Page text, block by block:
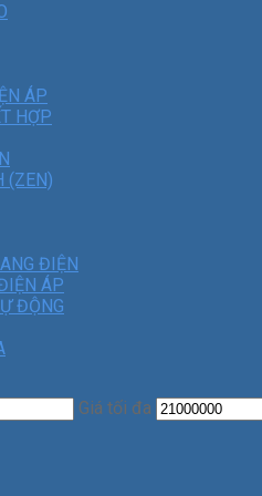
ÁP
HỢP
(ZEN)
ĐIỆN
ÁP
ĐỘNG
Giá tối đa